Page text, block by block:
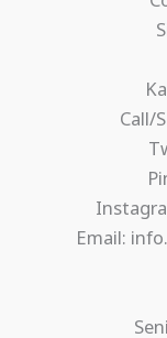
Call/
Email: